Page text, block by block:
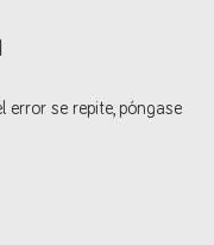
error se repite, póngase